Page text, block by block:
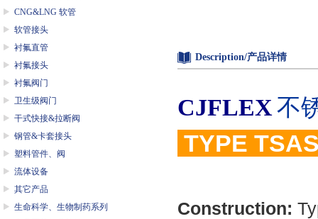
CNG&LNG 软管
软管接头
衬氟直管
衬氟接头
衬氟阀门
卫生级阀门
干式快接&拉断阀
钢管&卡套接头
塑料管件、阀
流体设备
其它产品
生命科学、生物制药系列
Description/产品详情
CJFLEX不
TYPE
Construction: